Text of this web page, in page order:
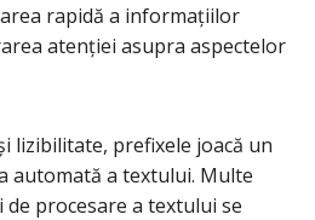
rapidă a informațiilor
atenției asupra aspectelor
lizibilitate, prefixele joacă un
automată a textului. Multe
procesare a textului se